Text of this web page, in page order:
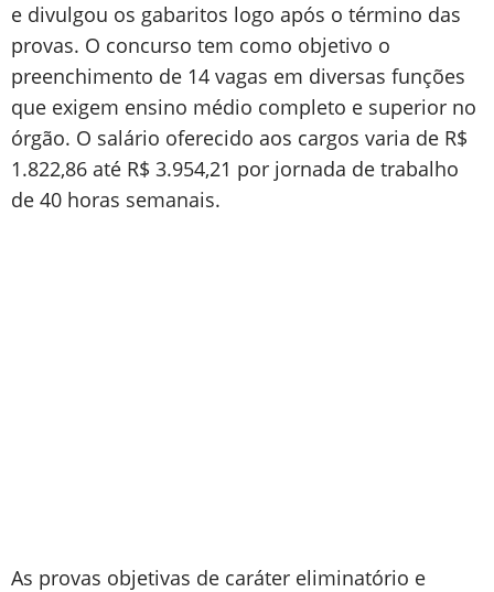
e divulgou os gabaritos logo após o término das
provas. O concurso tem como objetivo o
preenchimento de 14 vagas em diversas funções
que exigem ensino médio completo e superior no
órgão. O salário oferecido aos cargos varia de R$
1.822,86 até R$ 3.954,21 por jornada de trabalho
de 40 horas semanais.
As provas objetivas de caráter eliminatório e